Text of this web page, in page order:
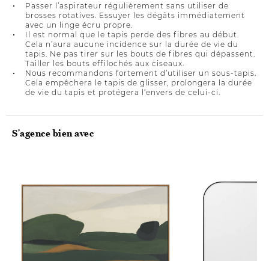
Passer l’aspirateur régulièrement sans utiliser de
brosses rotatives. Essuyer les dégâts immédiatement
avec un linge écru propre.
Il est normal que le tapis perde des fibres au début.
Cela n’aura aucune incidence sur la durée de vie du
tapis. Ne pas tirer sur les bouts de fibres qui dépassent.
Tailler les bouts effilochés aux ciseaux.
Nous recommandons fortement d’utiliser un sous-tapis.
Cela empêchera le tapis de glisser, prolongera la durée
de vie du tapis et protégera l’envers de celui-ci.
S'agence bien avec